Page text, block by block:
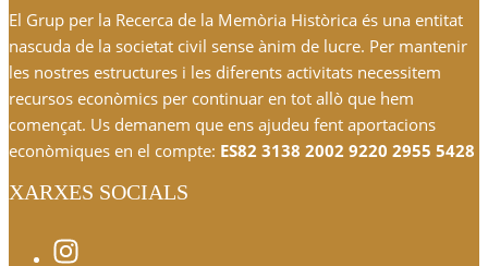
El Grup per la Recerca de la Memòria Històrica és una entitat
nascuda de la societat civil sense ànim de lucre. Per mantenir
les nostres estructures i les diferents activitats necessitem
recursos econòmics per continuar en tot allò que hem
començat. Us demanem que ens ajudeu fent aportacions
econòmiques en el compte: ES82 3138 2002 9220 2955 5428
XARXES SOCIALS